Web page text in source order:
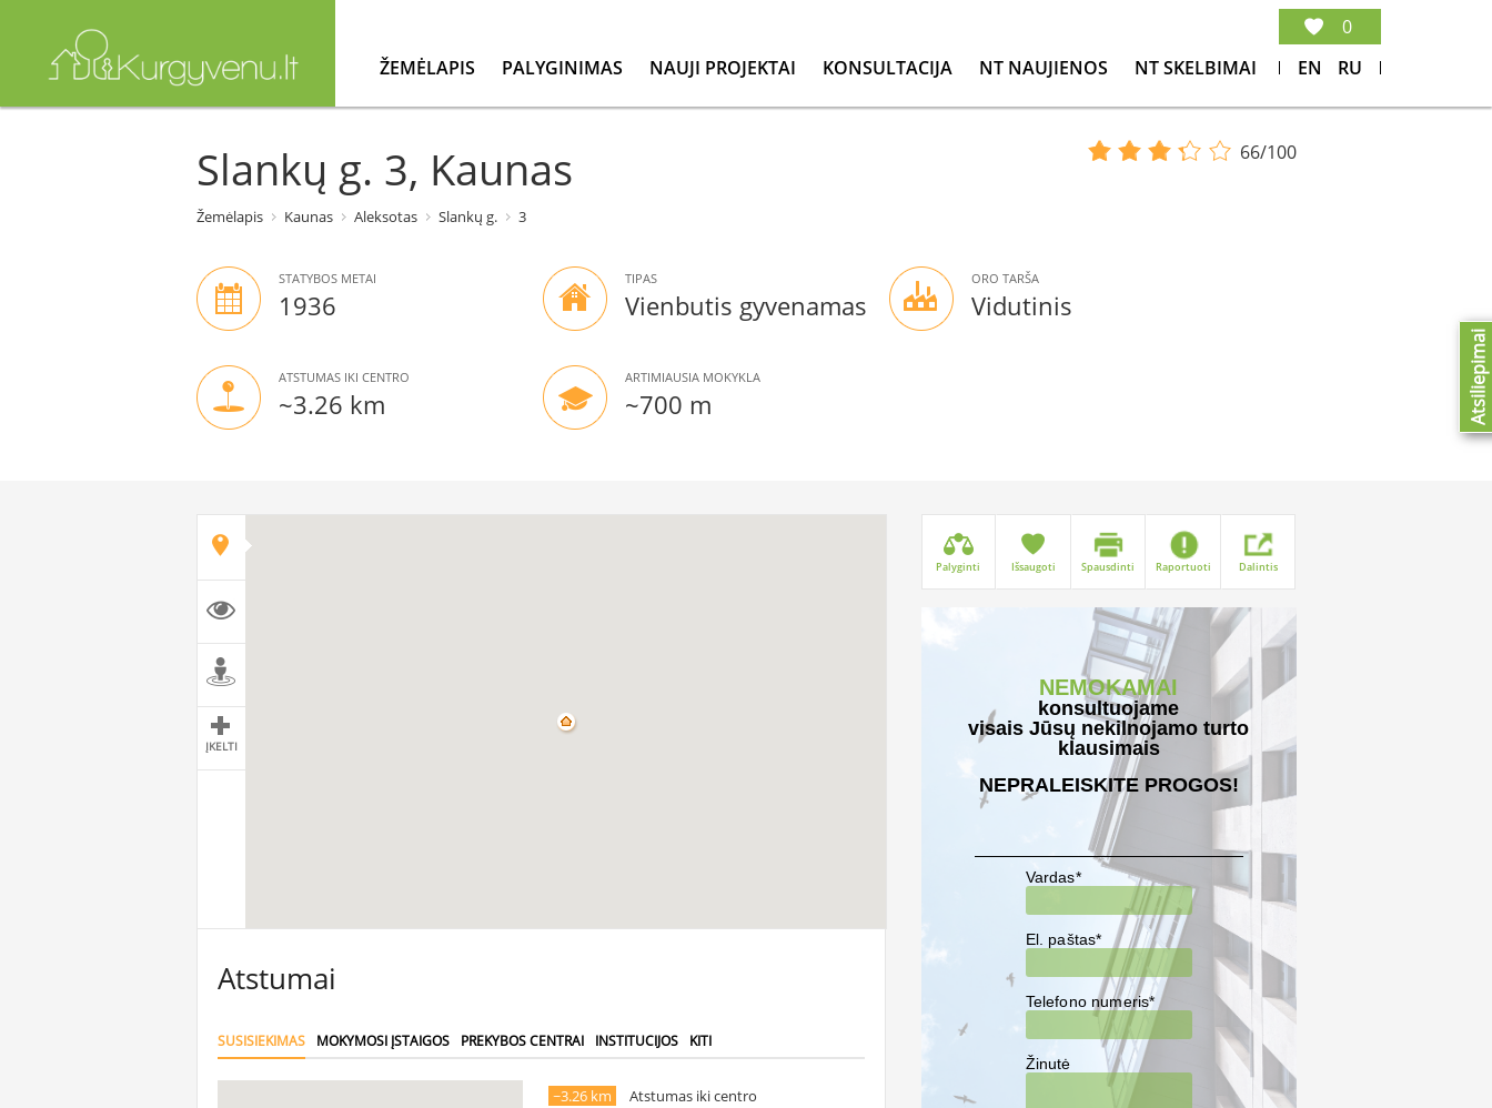
ŽEMĖLAPIS PALYGINIMAS NAUJI PROJEKTAI KONSULTACIJA NT NAUJIENOS NT SKELBIMAI EN RU
0
Slankų g. 3, Kaunas 66/100
Žemėlapis Kaunas Aleksotas Slankų g. 3
STATYBOS METAI
1936
TIPAS
Vienbutis gyvenamas
ORO TARŠA
Vidutinis
ATSTUMAS IKI CENTRO
~3.26 km
ARTIMIAUSIA MOKYKLA
~700 m
ĮKELTI
Atstumai
SUSISIEKIMAS MOKYMOSI ĮSTAIGOS PREKYBOS CENTRAI INSTITUCIJOS KITI
~3.26 km Atstumas iki centro
Palyginti Išsaugoti Spausdinti Raportuoti Dalintis
NEMOKAMAI
konsultuojame
visais Jūsų nekilnojamo turto
klausimais
NEPRALEISKITE PROGOS!
Vardas*
El. paštas*
Telefono numeris*
Žinutė
Atsiliepimai